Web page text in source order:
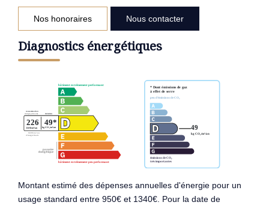
Nos honoraires Nous contacter
Diagnostics énergétiques
Montant estimé des dépenses annuelles d'énergie pour un
usage standard entre 950€ et 1340€. Pour la date de